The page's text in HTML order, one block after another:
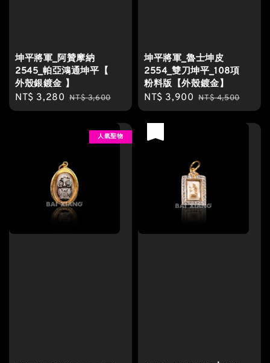
坤平將軍_阿贊摩納
2545_帕亞鴻通坤平【
外殼銀鍍金 】
Sale
price
NT$ 3,280 Regular
price
NT$ 3,600
坤平將軍_魯士坤皮
2554_雙刀坤平_108項
粉料版【外殼鍍金】
Sale
price
NT$ 3,900 Regular
price
NT$ 4,500
人氣聖物